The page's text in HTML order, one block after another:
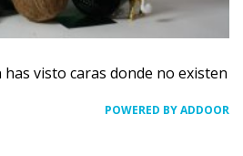
visto caras donde no existen
POWERED BY ADDOOR